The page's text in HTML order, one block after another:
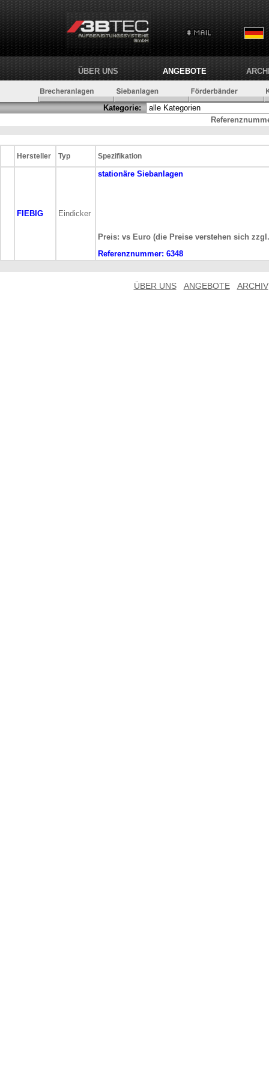
ÜBER UNS ANGEBOTE
Kategorie:
Hersteller Typ Spezifikation
FIEBIG Eindicker
stationäre Siebanlagen
Preis: vs Euro (die Preise verstehen sich
Referenznummer: 6348
ÜBER UNS ANGEBOTE ARCHIV